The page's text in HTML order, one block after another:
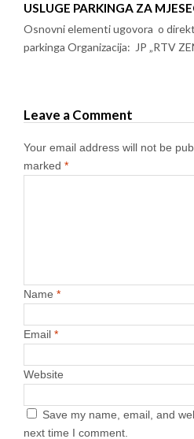
USLUGE PARKINGA ZA
Osnovni elementi ugovora o
parkinga Organizacija: JP „RTV
Leave a Comment
Your email address will not be
marked *
Name *
Email *
Website
Save my name, email, and
next time I comment.